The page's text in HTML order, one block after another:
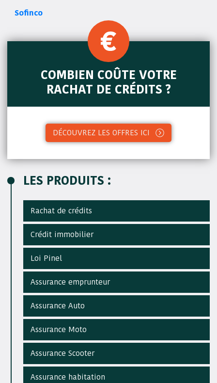
Sofinco
COMBIEN COÛTE VOTRE
RACHAT DE CRÉDITS ?
DÉCOUVREZ LES OFFRES ICI
LES PRODUITS :
Rachat de crédits
Crédit immobilier
Loi Pinel
Assurance emprunteur
Assurance Auto
Assurance Moto
Assurance Scooter
Assurance habitation